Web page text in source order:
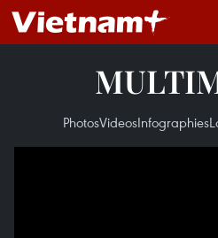
PhotosVideosInfographies